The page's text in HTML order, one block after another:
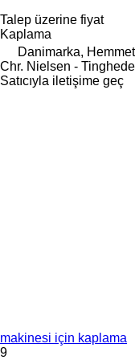
Talep üzerine fiyat
Kaplama
Danimarka, Hemmet
Chr. Nielsen -
Satıcıyla iletişime geç
makinesi için kaplama
9